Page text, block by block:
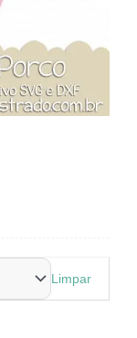
Limpar